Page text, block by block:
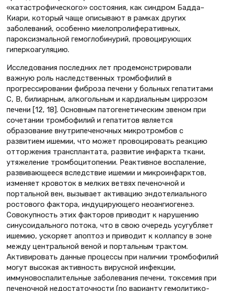
«катастрофического» состояния, как синдром Бадда–
Киари, который чаще описывают в рамках других
заболеваний, особенно миелопролиферативных,
пароксизмальной гемоглобинурий, провоцирующих
гиперкоагуляцию.
Исследования последних лет продемонстрировали
важную роль наследственных тромбофилий в
прогрессировании фиброза печени у больных гепатитами
С, В, билиарным, алкогольным и кардиальным циррозом
печени [12, 18]. Основным патогенетическим звеном при
сочетании тромбофилий и гепатитов является
образование внутрипеченочных микротромбов с
развитием ишемии, что может провоцировать реакцию
отторжения трансплантата, развитие инфаркта ткани,
утяжеление тромбоцитопении. Реактивное воспаление,
развивающееся вследствие ишемии и микроинфарктов,
изменяет кровоток в мелких ветвях печеночной и
портальной вен, вызывает активацию эндотелиального
ростового фактора, индуцирующего неоангиогенез.
Совокупность этих факторов приводит к нарушению
синусоидального потока, что в свою очередь усугубляет
ишемию, ускоряет апоптоз и приводит к коллапсу в зоне
между центральной веной и портальным трактом.
Активировать данные процессы при наличии тромбофилий
могут высокая активность вирусной инфекции,
иммуновоспалительные заболевания печени, токсемия при
печеночной недостаточности (по варианту гемолитико-